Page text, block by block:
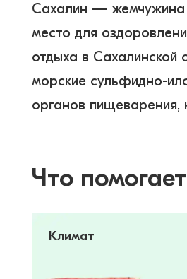
Сахалин — жемчужина
место для
отдыха в Сахалинской
морские сульфидно-
Что
Климат